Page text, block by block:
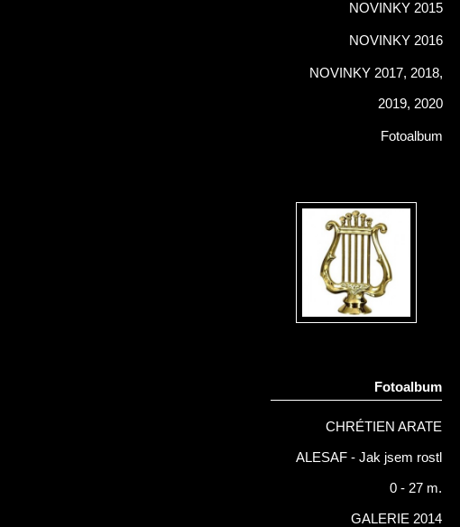
NOVINKY 2015
NOVINKY 2016
NOVINKY 2017, 2018,
2019, 2020
Fotoalbum
Fotoalbum
CHRÉTIEN ARATE
ALESAF - Jak jsem rostl
0 - 27 m.
GALERIE 2014